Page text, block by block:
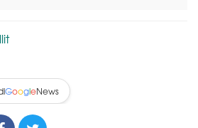
GoogleNews